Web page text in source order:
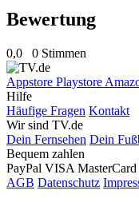
Bewertung
0,0 0 Stimmen
Appstore Playstore
Hilfe
Häufige Fragen Kontakt
Wir sind TV.de
Dein Fernsehen Dein
Bequem zahlen
PayPal VISA MasterCard
AGB Datenschutz